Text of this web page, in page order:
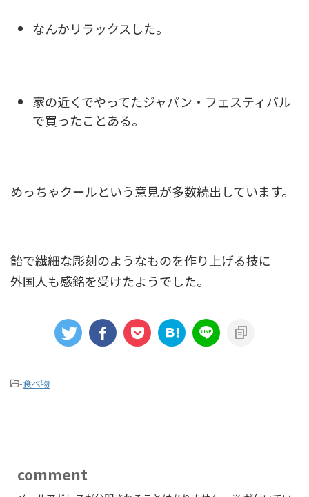
なんかリラックスした。
家の近くでやってたジャパン・フェスティバル
で買ったことある。
めっちゃクールという意見が多数続出しています。
飴で繊細な彫刻のようなものを作り上げる技に
外国人も感銘を受けたようでした。
-食べ物
comment